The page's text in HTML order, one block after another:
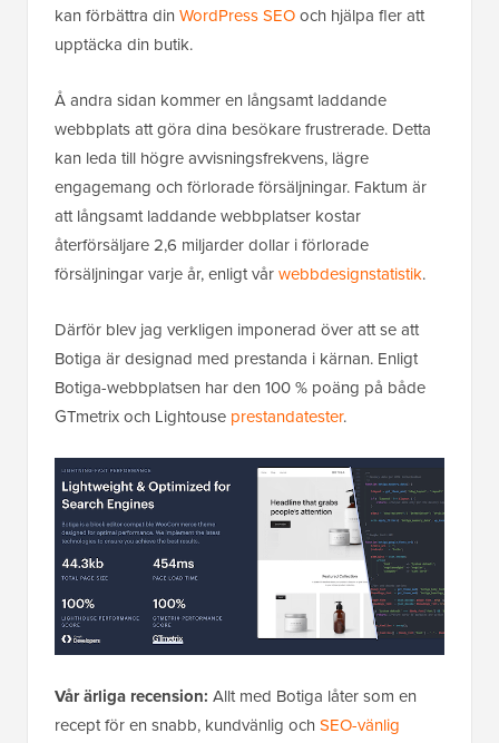
kan förbättra din WordPress SEOoch hjälpa fler att
upptäcka din butik.
Å andra sidan kommer en långsamt laddande
webbplats att göra dina besökare frustrerade. Detta
kan leda till högre avvisningsfrekvens, lägre
engagemang och förlorade försäljningar. Faktum är
att långsamt laddande webbplatser kostar
återförsäljare 2,6 miljarder dollar i förlorade
försäljningar varje år, enligt vårwebbdesignstatistik.
Därför blev jag verkligen imponerad över att se att
Botiga är designad med prestanda i kärnan. Enligt
Botiga-webbplatsen har den 100 % poäng på både
GTmetrix och Lightouse prestandatester.
Vår ärliga recension: Allt med Botiga låter som en
recept för en snabb, kundvänlig ochSEO-vänlig